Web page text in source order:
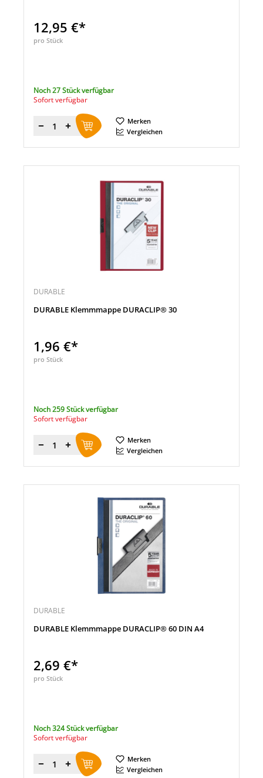
12,95 €*
pro Stück
Noch 27 Stück verfügbar
Sofort verfügbar
Menge
Merken
Vergleichen
DURABLE
DURABLE Klemmmappe DURACLIP® 30
1,96 €*
pro Stück
Noch 259 Stück verfügbar
Sofort verfügbar
Menge
Merken
Vergleichen
DURABLE
DURABLE Klemmmappe DURACLIP® 60 DIN A4
2,69 €*
pro Stück
Noch 324 Stück verfügbar
Sofort verfügbar
Menge
Merken
Vergleichen